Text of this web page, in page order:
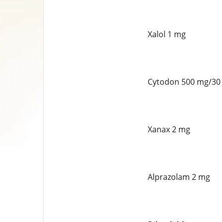
Xalol 1 mg
Cytodon 500 mg/
Xanax 2 mg
Alprazolam 2 mg